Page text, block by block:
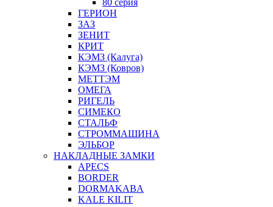
ГЕРИОН
ЗАЗ
ЗЕНИТ
КРИТ
КЭМЗ (Калуга)
КЭМЗ (Ковров)
МЕТТЭМ
ОМЕГА
РИГЕЛЬ
СИМЕКО
СТАЛЬФ
СТРОММАШИНА
ЭЛЬБОР
НАКЛАДНЫЕ ЗАМКИ
APECS
BORDER
DORMAKABA
KALE KILIT